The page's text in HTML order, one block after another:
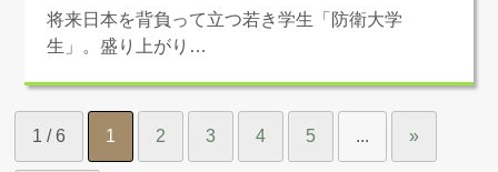
将来日本を背負って立つ若き学生「防衛大学
生」。盛り上がり…
1 / 6 1 2 3 4 5 ... »